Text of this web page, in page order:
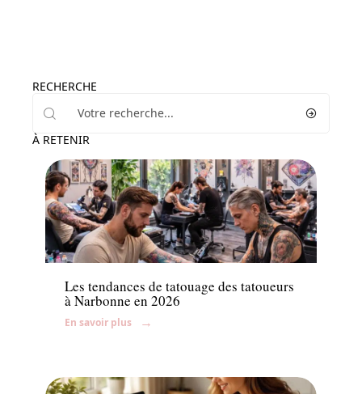
RECHERCHE
À RETENIR
News
Les tendances de tatouage des tatoueurs
à Narbonne en 2026
En savoir plus